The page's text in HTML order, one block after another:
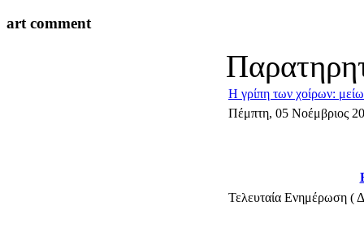
art comment
Η γρίπη των χοίρων:
Πέμπτη, 05 Νοέμβριος
Τελευταία Ενημέρωση (